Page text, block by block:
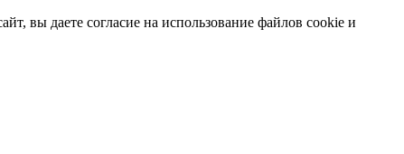
вы даете согласие на использование файлов cookie и